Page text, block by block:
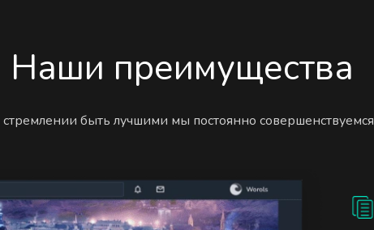
Наши преимущества
быть лучшими мы постоянно совершенствуемся